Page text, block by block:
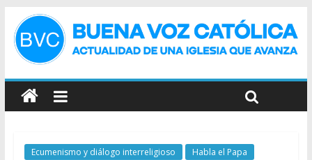
Ecumenismo y diálogo interreligioso Habla el Papa